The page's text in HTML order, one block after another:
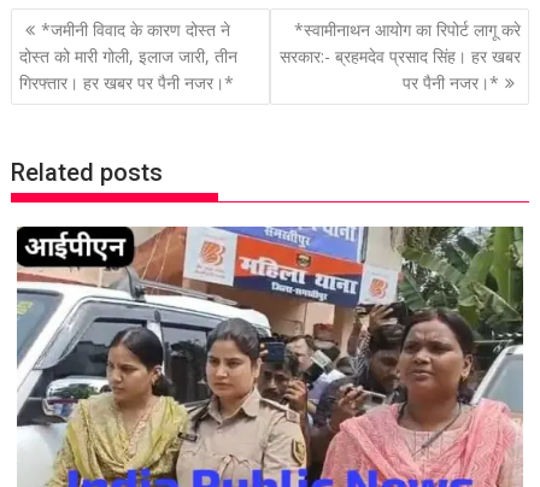
P
o
s
n
a
v
g
a
t
i
o
n
*जमीनी विवाद के कारण दोस्त ने
दोस्त को मारी गोली, इलाज जारी, तीन
गिरफ्तार। हर खबर पर पैनी नजर।*
*स्वामीनाथन आयोग का रिपोर्ट लागू करे
सरकार:- ब्रहमदेव प्रसाद सिंह। हर खबर
पर पैनी नजर।*
Related posts